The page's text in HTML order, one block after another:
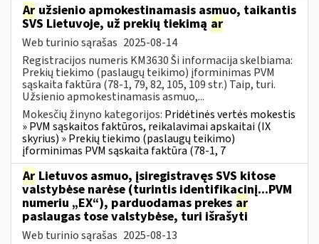
Ar užsienio apmokestinamasis asmuo, taikantis
SVS Lietuvoje, už prekių tiekimą ar
Web turinio sąrašas 2025-08-14
Registracijos numeris KM3630 Ši informacija skelbiama:
Prekių tiekimo (paslaugų teikimo) įforminimas PVM
sąskaita faktūra (78-1, 79, 82, 105, 109 str.) Taip, turi.
Užsienio apmokestinamasis asmuo,...
Mokesčių žinyno kategorijos: Pridėtinės vertės mokestis
» PVM sąskaitos faktūros, reikalavimai apskaitai (IX
skyrius) » Prekių tiekimo (paslaugų teikimo)
įforminimas PVM sąskaita faktūra (78-1, 7
Ar Lietuvos asmuo, įsiregistravęs SVS kitose
valstybėse narėse (turintis identifikacinį...PVM
numeriu „EX“), parduodamas prekes ar
paslaugas tose valstybėse, turi išrašyti
Web turinio sąrašas 2025-08-13